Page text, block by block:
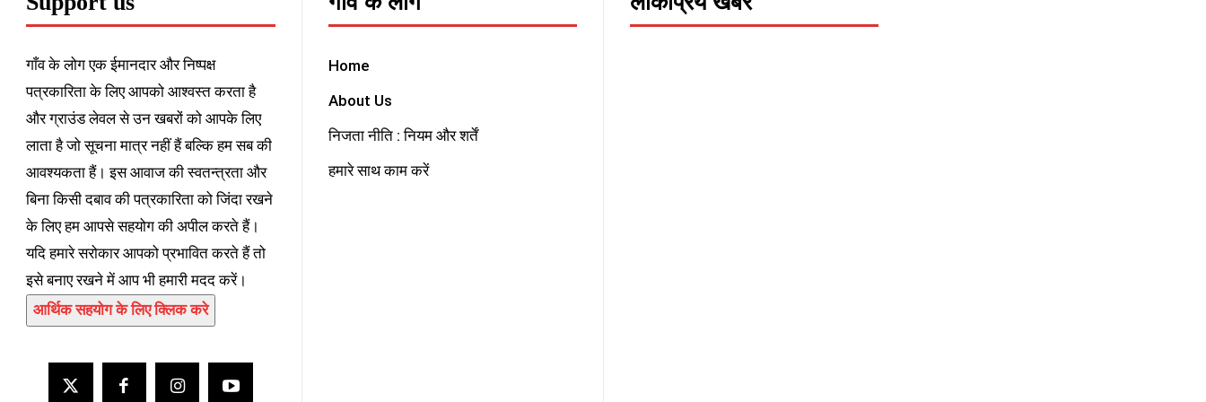
गाँव के लोग एक ईमानदार और निष्पक्ष
पत्रकारिता के लिए आपको आश्वस्त करता है
और ग्राउंड लेवल से उन खबरों को आपके लिए
लाता है जो सूचना मात्र नहीं हैं बल्कि हम सब की
आवश्यकता हैं। इस आवाज की स्वतन्त्रता और
बिना किसी दबाव की पत्रकारिता को जिंदा रखने
के लिए हम आपसे सहयोग की अपील करते हैं।
यदि हमारे सरोकार आपको प्रभावित करते हैं तो
इसे बनाए रखने में आप भी हमारी मदद करें।
आर्थिक सहयोग के लिए क्लिक करे
Home
About Us
निजता नीति : नियम और शर्तें
हमारे साथ काम करें